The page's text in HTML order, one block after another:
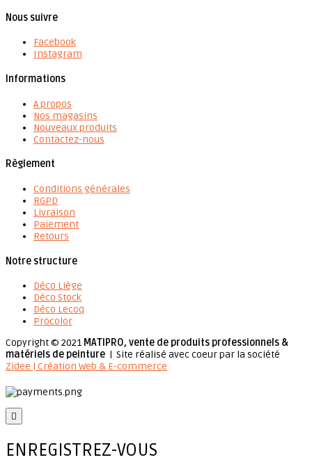
Nous suivre
Facebook
Instagram
Informations
A propos
Nos magasins
Nouveaux produits
Contactez-nous
Règlement
Conditions générales
RGPD
Livraison
Paiement
Retours
Notre structure
Déco Liège
Déco Stock
Déco Lecoq
Procolor
Copyright © 2021 MATIPRO, vente de produits professionnels &
matériels de peinture | Site réalisé avec coeur par la société
Zidee | Création Web & E-commerce

ENREGISTREZ-VOUS